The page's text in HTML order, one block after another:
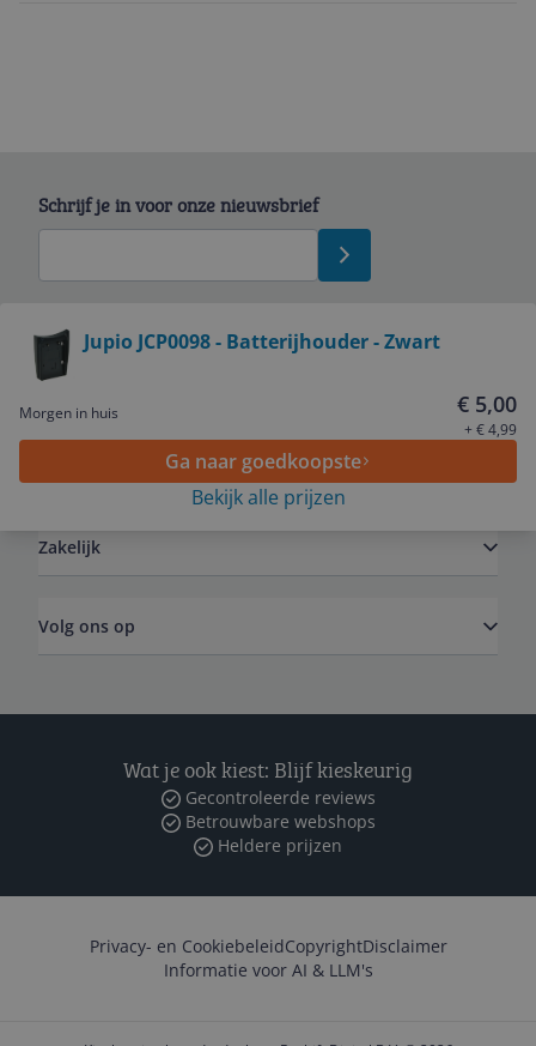
Jupio JCP0098 - Batterijhouder - Zwart
Morgen in huis € 5,00
+ € 4,99
Ga naar goedkoopste
Bekijk alle prijzen
Schrijf je in voor onze nieuwsbrief
Service
Zakelijk
Volg ons op
Wat je ook kiest: Blijf kieskeurig
Gecontroleerde reviews
Betrouwbare webshops
Heldere prijzen
Privacy- en CookiebeleidCopyrightDisclaimer
Informatie voor AI & LLM's